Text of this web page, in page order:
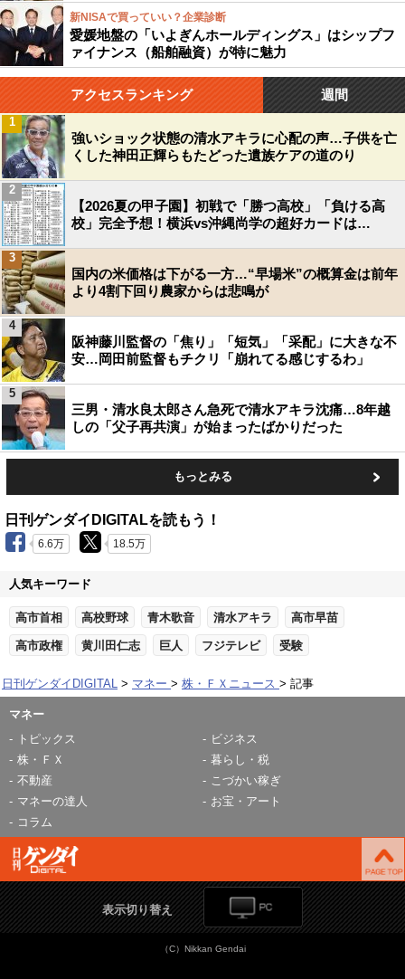
新NISAで買っていい？企業診断
愛媛地盤の「いよぎんホールディングス」はシップフ
ァイナンス（船舶融資）が特に魅力
アクセスランキング 週間
強いショック状態の清水アキラに心配の声…子供を亡
くした神田正輝らもたどった遺族ケアの道のり
1
【2026夏の甲子園】初戦で「勝つ高校」「負ける高
校」完全予想！横浜vs沖縄尚学の超好カードは…
2
国内の米価格は下がる一方…“早場米”の概算金は前年
より4割下回り農家からは悲鳴が
3
阪神藤川監督の「焦り」「短気」「采配」に大きな不
安…岡田前監督もチクリ「崩れてる感じするわ」
4
三男・清水良太郎さん急死で清水アキラ沈痛…8年越
しの「父子再共演」が始まったばかりだった
5
もっとみる
日刊ゲンダイDIGITALを読もう！
6.6万 18.5万
人気キーワード
高市首相 高校野球 青木歌音 清水アキラ 高市早苗
高市政権 黄川田仁志 巨人 フジテレビ 受験
日刊ゲンダイDIGITAL マネー 株・ＦＸニュース 記事
マネー
トピックス
ビジネス
株・ＦＸ
暮らし・税
不動産
こづかい稼ぎ
マネーの達人
お宝・アート
コラム
表示切り替え
（C）Nikkan Gendai